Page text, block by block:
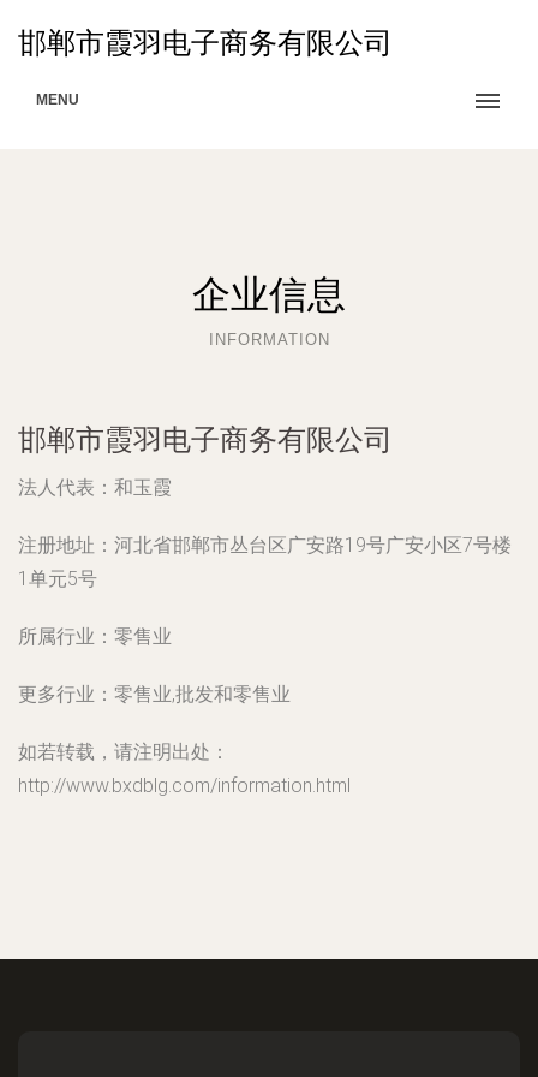
邯郸市霞羽电子商务有限公司
MENU
企业信息
INFORMATION
邯郸市霞羽电子商务有限公司
法人代表： 和玉霞
注册地址： 河北省邯郸市丛台区广安路19号广安小区7号楼
1单元5号
所属行业： 零售业
更多行业： 零售业,批发和零售业
如若转载，请注明出处：
http://www.bxdblg.com/information.html